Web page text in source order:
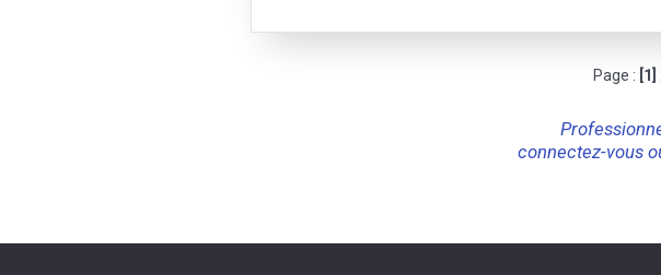
Page : [1]
connectez-vous